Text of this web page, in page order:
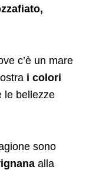
c’è un mare
i colori
le bellezze
sono
alla